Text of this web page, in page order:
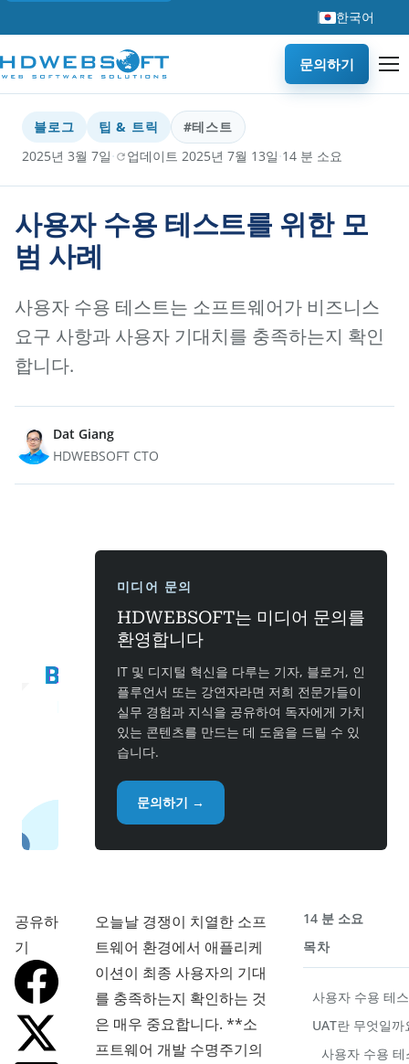
한국어
문의하기
블로그 팁 & 트릭
#테스트
2025년 3월 7일· 업데이트 2025년 7월 13일·14 분 소요
사용자 수용 테스트를 위한 모
범 사례
사용자 수용 테스트는 소프트웨어가 비즈니스
요구 사항과 사용자 기대치를 충족하는지 확인
합니다.
Dat Giang
HDWEBSOFT CTO
미디어 문의
HDWEBSOFT는 미디어 문의를
환영합니다
IT 및 디지털 혁신을 다루는 기자, 블로거, 인
플루언서 또는 강연자라면 저희 전문가들이
실무 경험과 지식을 공유하여 독자에게 가치
있는 콘텐츠를 만드는 데 도움을 드릴 수 있
습니다.
문의하기 →
공유하
기
오늘날 경쟁이 치열한 소프
트웨어 환경에서 애플리케
이션이 최종 사용자의 기대
를 충족하는지 확인하는 것
은 매우 중요합니다. **소
프트웨어 개발 수명주기의
14 분 소요
목차
사용자 수용 테
UAT란 무엇일까
사용자 수용